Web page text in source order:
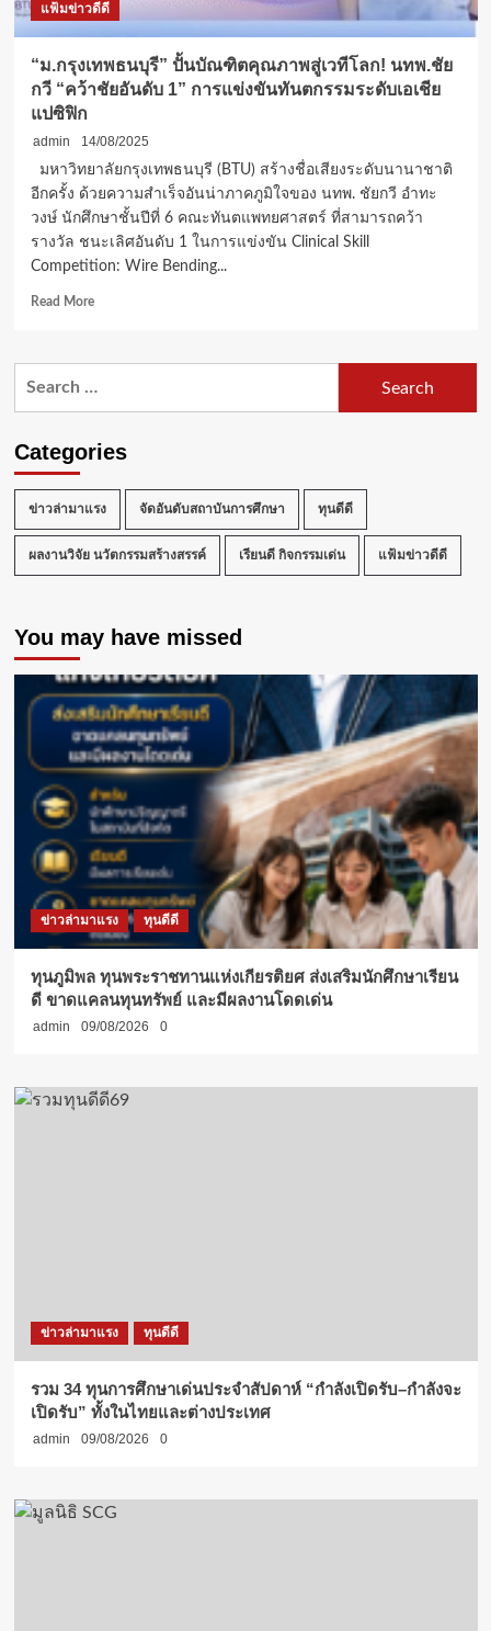
แฟ้มข่าวดีดี
“ม.กรุงเทพธนบุรี” ปั้นบัณฑิตคุณภาพสู่เวทีโลก! นทพ.ชัย
กวี “คว้าชัยอันดับ 1” การแข่งขันทันตกรรมระดับเอเชีย
แปซิฟิก
admin
14/08/2025
มหาวิทยาลัยกรุงเทพธนบุรี (BTU) สร้างชื่อเสียงระดับนานาชาติ
อีกครั้ง ด้วยความสำเร็จอันน่าภาคภูมิใจของ นทพ. ชัยกวี อำทะ
วงษ์ นักศึกษาชั้นปีที่ 6 คณะทันตแพทยศาสตร์ ที่สามารถคว้า
รางวัล ชนะเลิศอันดับ 1 ในการแข่งขัน Clinical Skill
Competition: Wire Bending...
Read MoreRead
“ม.กรุงเทพ
คุณภาพ
โลก!
นทพ.ชัย
กวี
1”
การ
แข่งขัน
ทันต
กรรม
ระดับ
เอเชีย
แปซิฟิก
Categories
ข่าวล่ามาแรง จัดอันดับสถาบันการศึกษา ทุนดีดี
ผลงานวิจัย นวัตกรรมสร้างสรรค์ เรียนดี กิจกรรมเด่น แฟ้มข่าวดีดี
You may have missed
ข่าวล่ามาแรง ทุนดีดี
ทุนภูมิพล ทุนพระราชทานแห่งเกียรติยศ ส่งเสริมนักศึกษาเรียน
ดี ขาดแคลนทุนทรัพย์ และมีผลงานโดดเด่น
admin 09/08/2026 0
ข่าวล่ามาแรง ทุนดีดี
รวม 34 ทุนการศึกษาเด่นประจำสัปดาห์ “กำลังเปิดรับ–กำลังจะ
เปิดรับ” ทั้งในไทยและต่างประเทศ
admin 09/08/2026 0